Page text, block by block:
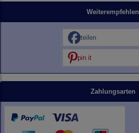
Weiterempfehlen
teilen
pin it
Zahlungsarten